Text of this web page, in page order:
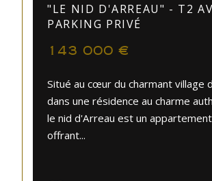
"LE NID D'ARREAU" - T2
PARKING PRIVÉ
143 000 €
Situé au cœur du charmant village
dans une résidence au charme
le nid d'Arreau est un
offrant...